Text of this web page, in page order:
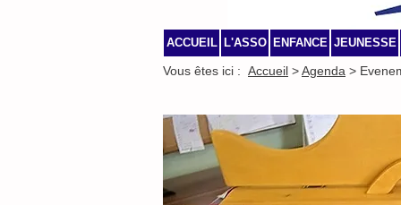
ACCUEIL L'ASSO ENFANCE JEUNESSE
Vous êtes ici : Accueil >Agenda >